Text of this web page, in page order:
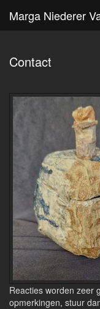
Contact
Reacties worden zeer
opmerkingen, stuur